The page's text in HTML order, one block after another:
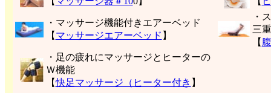
・マッサージ機能付きエアーベッド
【 マッサージエアーベッド 】
・
三
【
・足の疲れにマッサージとヒーターの
Ｗ機能
【快足マッサージ（ヒーター付き 】